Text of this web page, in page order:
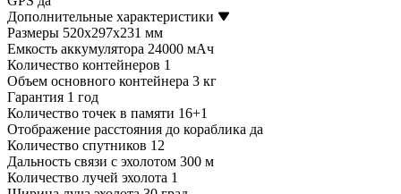
Дополнительные характеристики
Размеры 520х297х231 мм
Емкость аккумулятора 24000 мАч
Количество контейнеров 1
Объем основного контейнера 3 кг
Гарантия 1 год
Количество точек в памяти 16+1
Отображение расстояния до кораблика да
Количество спутников 12
Дальность связи с эхолотом 300 м
Количество лучей эхолота 1